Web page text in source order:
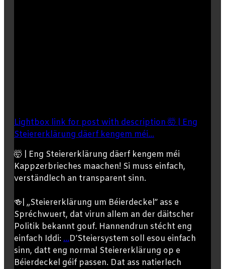
Lightbox link for post with description 🤯 | Eng
Steiererklärung däerf kengem méi...
🤯 | Eng Steiererklärung däerf kengem méi
Kappzerbrieches maachen! Si muss einfach,
verständlech an transparent sinn.
🍻| „Steiererklärung um Béierdeckel” ass e
Spréchwuert, dat virun allem an der däitscher
Politik bekannt gouf. Hannendrun stécht eng
einfach Iddi: ...D’Steiersystem soll esou einfach
sinn, datt eng normal Steiererklärung op e
Béierdeckel géif passen. Dat ass natierlech